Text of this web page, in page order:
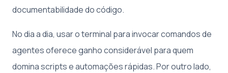
documentabilidade do código.
No dia a dia, usar o terminal para invocar comandos de
agentes oferece ganho considerável para quem
domina scripts e automações rápidas. Por outro lado,